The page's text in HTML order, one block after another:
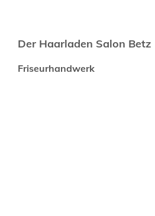
Der Haarladen Salon Betz
Friseurhandwerk